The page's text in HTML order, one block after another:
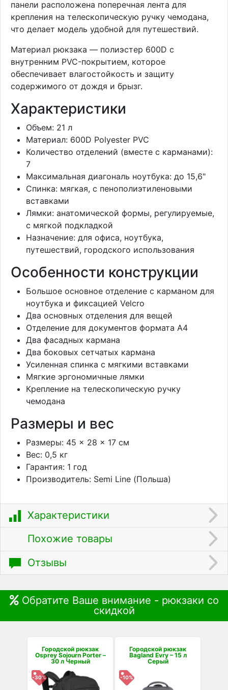
панели расположена поперечная лента для
крепления на телескопическую ручку чемодана,
что делает модель удобной для путешествий.
Материал рюкзака — полиэстер 600D с
внутренним PVC-покрытием, которое
обеспечивает влагостойкость и защиту
содержимого от дождя и брызг.
Характеристики
Объем: 21 л
Материал: 600D Polyester PVC
Количество отделений (вместе с карманами):
7
Максимальная диагональ ноутбука: до 15,6"
Спинка: мягкая, с пенополиэтиленовыми
вставками
Лямки: анатомической формы, регулируемые,
с мягкой подкладкой
Назначение: для офиса, ноутбука,
путешествий, городского использования
Особенности конструкции
Большое основное отделение с карманом для
ноутбука и фиксацией Velcro
Два основных отделения для вещей
Отделение для документов формата A4
Два фасадных кармана
Два боковых сетчатых кармана
Усиленная спинка с мягкими вставками
Мягкие эргономичные лямки
Крепление на телескопическую ручку
чемодана
Размеры и вес
Размеры: 45 × 28 × 17 см
Вес: 0,5 кг
Гарантия: 1 год
Производитель: Semi Line (Польша)
Характеристики
Похожие товары
Отзывы
Обратите Ваше внимание - рюкзаки со
скидкой
Городской рюкзак
Osprey Sojourn Porter –
30 л Черный
-30%
Городской рюкзак
Bagland Evry – 15 л
Серый
-10%